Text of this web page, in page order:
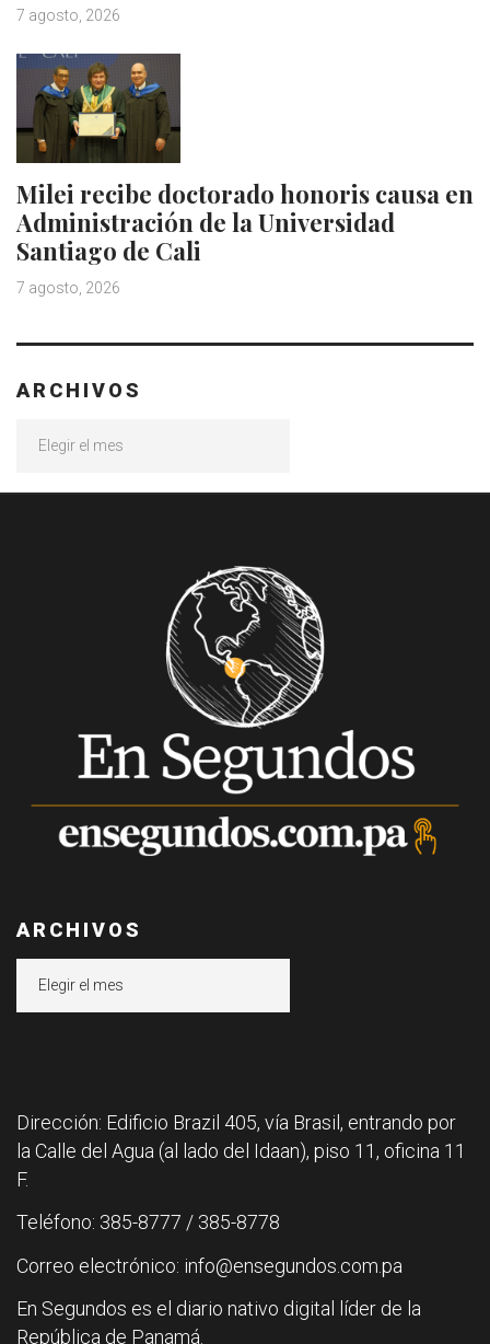
7 agosto, 2026
Milei recibe doctorado honoris causa en
Administración de la Universidad
Santiago de Cali
7 agosto, 2026
ARCHIVOS
ARCHIVOS
Dirección: Edificio Brazil 405, vía Brasil, entrando por
la Calle del Agua (al lado del Idaan), piso 11, oficina 11
F.
Teléfono: 385-8777 / 385-8778
Correo electrónico: info@ensegundos.com.pa
En Segundos es el diario nativo digital líder de la
República de Panamá.